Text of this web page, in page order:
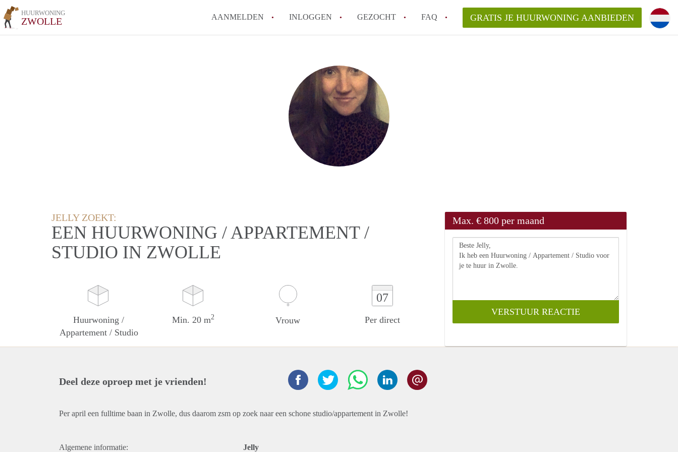
HUURWONING
ZWOLLE AANMELDEN INLOGGEN GEZOCHT FAQ
How to translate HuurwoningZwolle!
Wat is HuurwoningZwolle?
Hoeveel kost het om te reageren op een Huurwoning in Zwolle?
Wat is de privacyverklaring van HuurwoningZwolle?
Berekent HuurwoningZwolle
makelaarsvergoeding/bemiddelingsvergoeding?
Alle veelgestelde vragen
GRATIS JE HUURWONING AANBIEDEN
JELLY ZOEKT:
EEN HUURWONING / APPARTEMENT /
STUDIO IN ZWOLLE
Huurwoning /
Appartement / Studio
Min. 20 m2 Vrouw
07
Per direct
Max. € 800 per maand
Deel deze oproep met je vrienden!
Per april een fulltime baan in Zwolle, dus daarom zsm op zoek naar een schone studio/appartement in Zwolle!
Algemene informatie: Jelly